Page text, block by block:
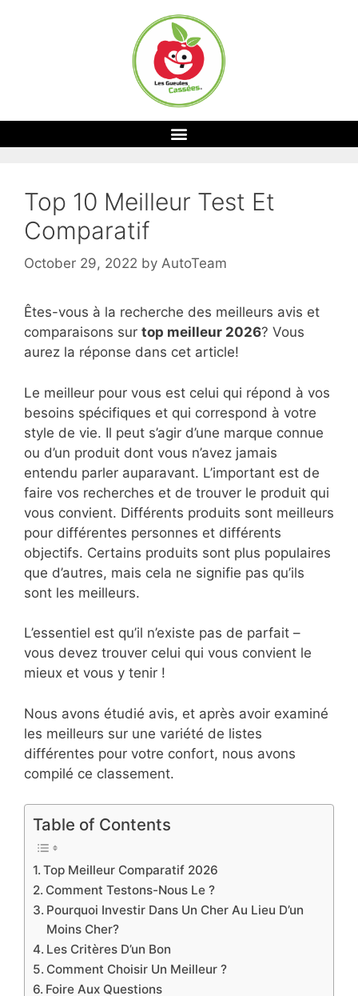
Top 10 Meilleur Test Et
Comparatif
October 29, 2022 by AutoTeam
Êtes-vous à la recherche des meilleurs avis et
comparaisons sur top meilleur 2026? Vous
aurez la réponse dans cet article!
Le meilleur pour vous est celui qui répond à vos
besoins spécifiques et qui correspond à votre
style de vie. Il peut s’agir d’une marque connue
ou d’un produit dont vous n’avez jamais
entendu parler auparavant. L’important est de
faire vos recherches et de trouver le produit qui
vous convient. Différents produits sont meilleurs
pour différentes personnes et différents
objectifs. Certains produits sont plus populaires
que d’autres, mais cela ne signifie pas qu’ils
sont les meilleurs.
L’essentiel est qu’il n’existe pas de parfait –
vous devez trouver celui qui vous convient le
mieux et vous y tenir !
Nous avons étudié avis, et après avoir examiné
les meilleurs sur une variété de listes
différentes pour votre confort, nous avons
compilé ce classement.
Table of Contents
Top Meilleur Comparatif 2026
Comment Testons-Nous Le ?
Pourquoi Investir Dans Un Cher Au Lieu D’un
Moins Cher?
Les Critères D’un Bon
Comment Choisir Un Meilleur ?
Foire Aux Questions